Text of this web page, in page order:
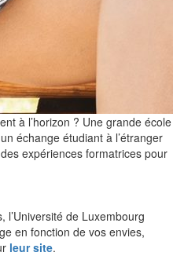
à l’horizon ? Une grande école
échange étudiant à l’étranger
expériences formatrices pour
l’Université de Luxembourg
en fonction de vos envies,
leur site.